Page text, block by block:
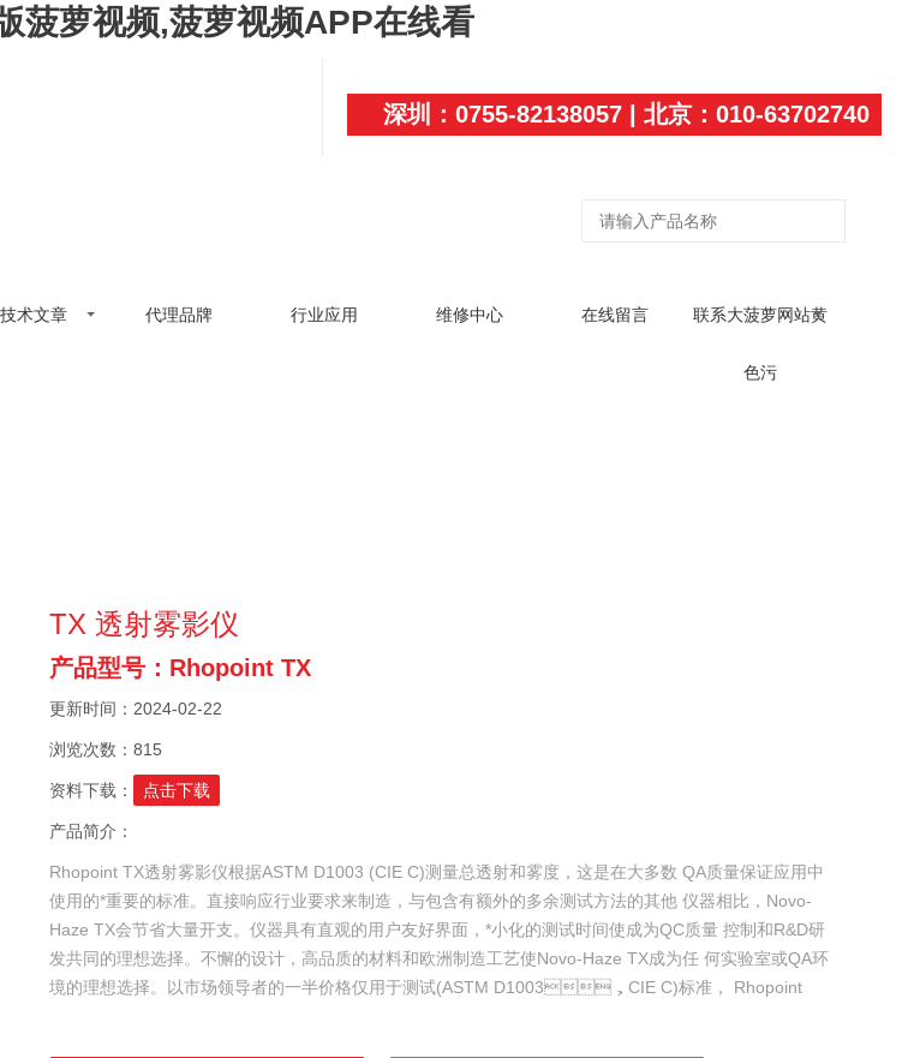
菠萝视频,菠萝视频APP在线看
深圳：0755-82138057 | 北京：010-63702740
技术文章 代理品牌 行业应用 维修中心 在线留言 联系大菠萝网站黄
色污
TX 透射雾影仪
产品型号：Rhopoint TX
更新时间：2024-02-22
浏览次数：815
资料下载： 点击下载
产品简介：
Rhopoint TX透射雾影仪根据ASTM D1003 (CIE C)测量总透射和雾度，这是在大多数 QA质量保证应用中
使用的*重要的标准。直接响应行业要求来制造，与包含有额外的多余测试方法的其他 仪器相比，Novo-
Haze TX会节省大量开支。仪器具有直观的用户友好界面，*小化的测试时间使成为QC质量 控制和R&D研
发共同的理想选择。不懈的设计，高品质的材料和欧洲制造工艺使Novo-Haze TX成为任 何实验室或QA环
境的理想选择。以市场领导者的一半价格仅用于测试(ASTM D1003，CIE C)标准， Rhopoint